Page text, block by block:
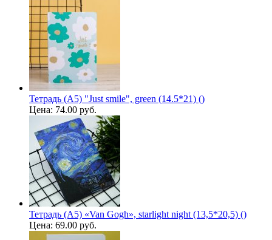
Тетрадь (A5) "Just smile", green (14.5*21) ()
Цена: 74.00 руб.
Тетрадь (A5) «Van Gogh», starlight night (13,5*20,5) ()
Цена: 69.00 руб.